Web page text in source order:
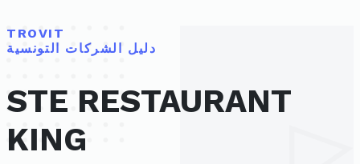
TROVIT
دليل الشركات التونسية
STE RESTAURANT
KING